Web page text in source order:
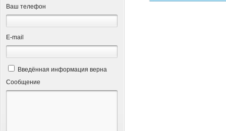
Ваш телефон
Е-mail
Введённая информация верна
Сообщение